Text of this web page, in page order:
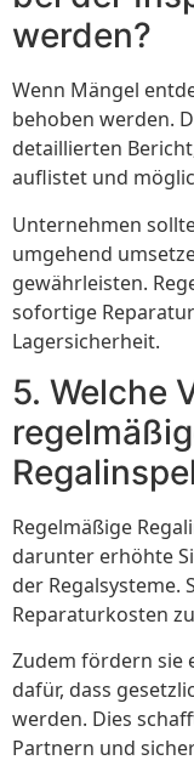
werden?
Wenn Mängel
behoben werden.
detaillierten
auflistet und
Unternehmen
umgehend
gewährleisten.
sofortige
Lagersicherheit.
5. Welche
Regelmäßige
darunter erhöhte
der Regalsysteme.
Reparaturkosten
Zudem fördern sie
dafür, dass
werden. Dies
Partnern und